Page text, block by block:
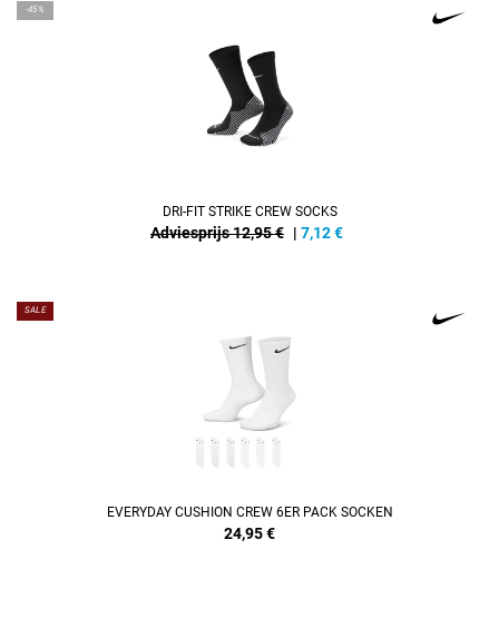
-45%
DRI-FIT STRIKE CREW SOCKS
Adviesprijs 12,95 € | 7,12€
SALE
EVERYDAY CUSHION CREW 6ER PACK SOCKEN
24,95€